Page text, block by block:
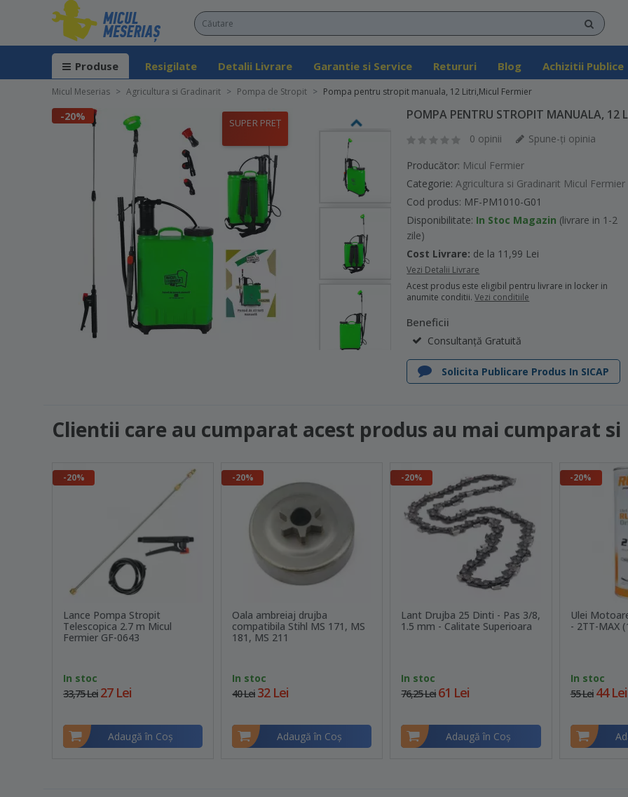
Produse Resigilate Detalii Livrare Garantie si Service Retururi Blog Achizitii Publice
Micul Meserias Agricultura si Gradinarit Pompa de Stropit Pompa pentru stropit manuala, 12 Litri,Micul Fermier
-20% SUPER PREȚ
POMPA PENTRU STROPIT MANUALA, 12
0 opinii
Spune-ţi opinia
Producător: Micul Fermier
Categorie:Agricultura si Gradinarit Micul Fermier
Cod produs: MF-PM1010-G01
Disponibilitate: In Stoc Magazin (livrare in 1-2
zile)
Cost Livrare: de la 11,99 Lei
Vezi Detalii Livrare
Acest produs este eligibil pentru livrare in locker in
anumite conditii.Vezi conditiile
Beneficii
Consultanță Gratuită
Solicita Publicare Produs In SICAP
Clientii care au cumparat acest produs au mai cumparat si
-20%
Lance Pompa Stropit
Telescopica 2.7 m Micul
Fermier GF-0643
In stoc
33,75 Lei 27 Lei
Adaugă în Coş
-20%
Oala ambreiaj drujba
compatibila Stihl MS 171, MS
181, MS 211
In stoc
40 Lei 32 Lei
Adaugă în Coş
-20%
Lant Drujba 25 Dinti - Pas 3/8,
1.5 mm - Calitate Superioara
In stoc
76,25 Lei61 Lei
Adaugă în Coş
-20%
Ulei
- 2TT-MAX
In stoc
55 Lei 44 Lei